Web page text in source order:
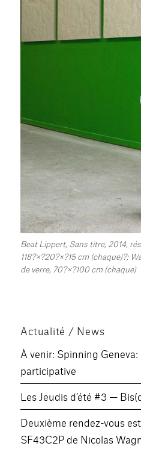
Beat Lippert, Sans titre, 2014,
118?×?20?×?15 cm (chaque)?;
de verre, 70?×?100 cm (chaque)
Actualité / News
À venir: Spinning
participative
Les Jeudis d’été #3 —
Deuxième rendez-vous
SF43C2P de Nicolas